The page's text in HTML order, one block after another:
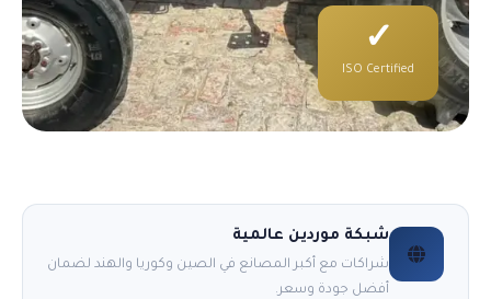
✓
ISO Certified
شبكة موردين عالمية
شراكات مع أكبر المصانع في الصين وكوريا والهند لضمان
أفضل جودة وسعر.